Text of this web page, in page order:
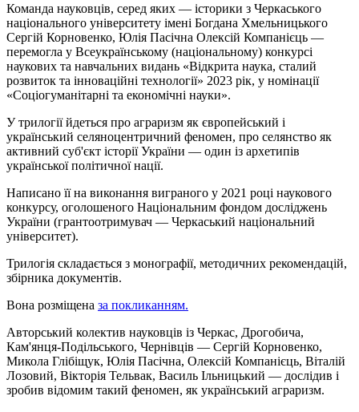
Команда науковців, серед яких — історики з Черкаського
національного університету імені Богдана Хмельницького
Сергій Корновенко, Юлія Пасічна Олексій Компанієць —
перемогла у Всеукраїнському (національному) конкурсі
наукових та навчальних видань «Відкрита наука, сталий
розвиток та інноваційні технології» 2023 рік, у номінації
«Соціогуманітарні та економічні науки».
У трилогії йдеться про аграризм як європейський і
український селяноцентричний феномен, про селянство як
активний суб'єкт історії України — один із архетипів
української політичної нації.
Написано її на виконання виграного у 2021 році наукового
конкурсу, оголошеного Національним фондом досліджень
України (грантоотримувач — Черкаський національний
університет).
Трилогія складається з монографії, методичних рекомендацій,
збірника документів.
Вона розміщена за покликанням.
Авторський колектив науковців із Черкас, Дрогобича,
Кам'янця-Подільського, Чернівців — Сергій Корновенко,
Микола Глібіщук, Юлія Пасічна, Олексій Компанієць, Віталій
Лозовий, Вікторія Тельвак, Василь Ільницький — дослідив і
зробив відомим такий феномен, як український аграризм.